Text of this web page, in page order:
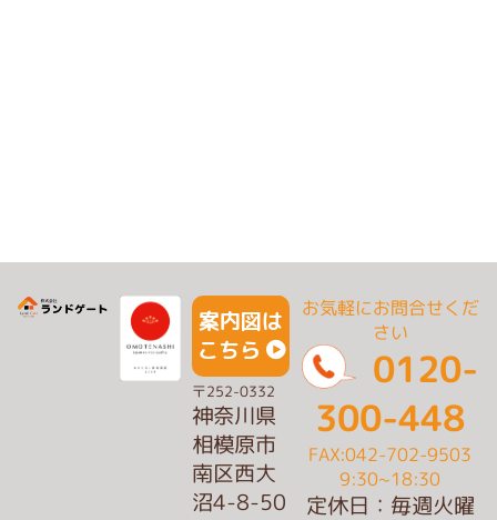
案内図は
こちら
〒252-0332
神奈川県
相模原市
南区西大
沼4-8-50
お気軽にお問合せくだ
さい
0120-
300-448
FAX:042-702-9503
9:30~18:30
定休日：毎週火曜